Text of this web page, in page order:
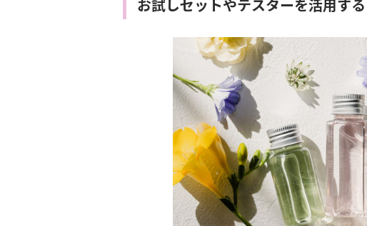
お試しセットやテスターを活用する